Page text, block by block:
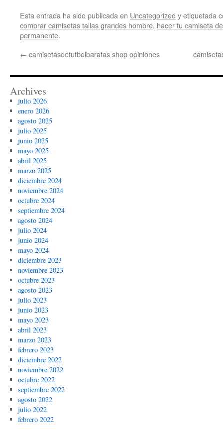
Esta entrada ha sido publicada en Uncategorized y etiquetada
comprar camisetas tallas grandes hombre, hacer tu camiseta
permanente.
← camisetasdefutbolbaratas shop opiniones
Archives
julio 2026
enero 2026
agosto 2025
julio 2025
junio 2025
mayo 2025
abril 2025
marzo 2025
diciembre 2024
noviembre 2024
octubre 2024
septiembre 2024
agosto 2024
julio 2024
junio 2024
mayo 2024
diciembre 2023
noviembre 2023
octubre 2023
agosto 2023
julio 2023
junio 2023
mayo 2023
abril 2023
marzo 2023
febrero 2023
diciembre 2022
noviembre 2022
octubre 2022
septiembre 2022
agosto 2022
julio 2022
febrero 2022